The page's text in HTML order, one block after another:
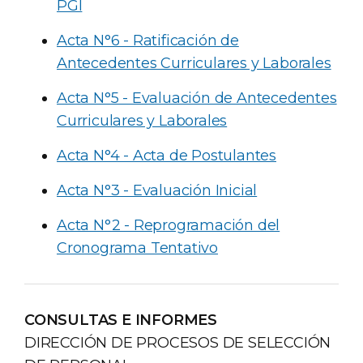
PGI
Acta N°6 - Ratificación de
Antecedentes Curriculares y Laborales
Acta N°5 - Evaluación de Antecedentes
Curriculares y Laborales
Acta N°4 - Acta de Postulantes
Acta N°3 - Evaluación Inicial
Acta N°2 - Reprogramación del
Cronograma Tentativo
CONSULTAS E INFORMES
DIRECCIÓN DE PROCESOS DE SELECCIÓN